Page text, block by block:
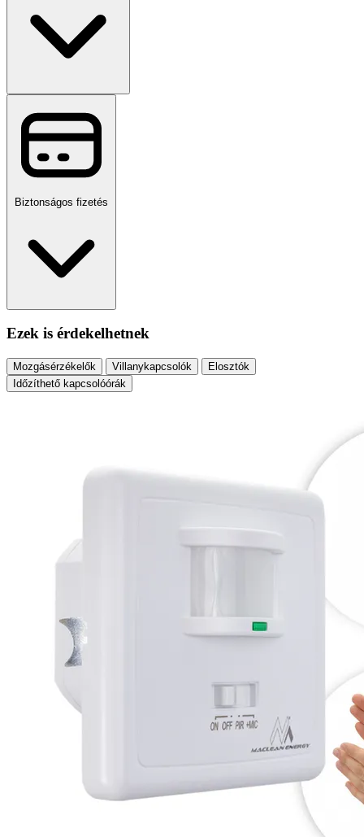
Biztonságos fizetés
Ezek is érdekelhetnek
Mozgásérzékelők Villanykapcsolók
Elosztók
Időzíthető kapcsolóórák